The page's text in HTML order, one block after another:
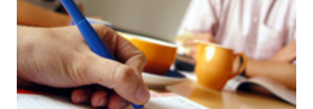
CON
MIS
DEUDAS
DE
TARJETA
DE